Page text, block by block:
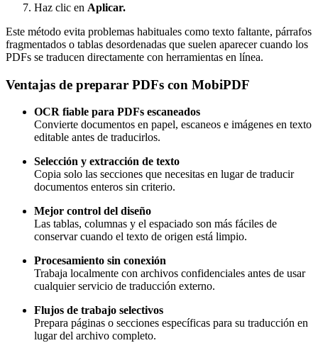
Haz clic en Aplicar.
Este método evita problemas habituales como texto faltante, párrafos
fragmentados o tablas desordenadas que suelen aparecer cuando los
PDFs se traducen directamente con herramientas en línea.
Ventajas de preparar PDFs con MobiPDF
OCR fiable para PDFs escaneados
Convierte documentos en papel, escaneos e imágenes en texto
editable antes de traducirlos.
Selección y extracción de texto
Copia solo las secciones que necesitas en lugar de traducir
documentos enteros sin criterio.
Mejor control del diseño
Las tablas, columnas y el espaciado son más fáciles de
conservar cuando el texto de origen está limpio.
Procesamiento sin conexión
Trabaja localmente con archivos confidenciales antes de usar
cualquier servicio de traducción externo.
Flujos de trabajo selectivos
Prepara páginas o secciones específicas para su traducción en
lugar del archivo completo.